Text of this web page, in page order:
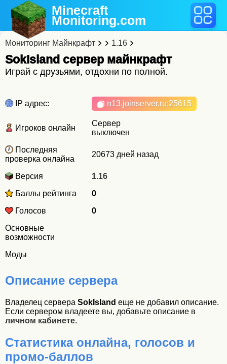
Minecraft
Monitoring.com
Мониторинг Майнкрафт 1.16
SokIsland cервер майнкрафт
Играй с друзьями, отдохни по полной.
IP адрес: n13.joinserver.ru:25615
Игроков онлайн
Сервер
выключен
Последняя
проверка онлайна
20673 дней назад
Версия
1.16
Баллы рейтинга
0
Голосов
0
Основные
возможности
Моды
Описание сервера
Владелец сервера SokIsland еще не добавил описание.
Если сервером владеете вы, добавьте описание в
личном кабинете.
Статистика онлайна, голосов и
промо-баллов